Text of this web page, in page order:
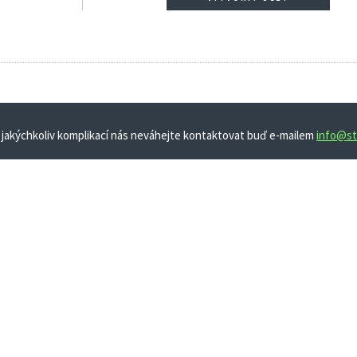
jakýchkoliv komplikací nás neváhejte kontaktovat buď e-mailem